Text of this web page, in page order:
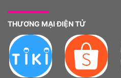
THƯƠNG MẠI ĐIỆN TỬ